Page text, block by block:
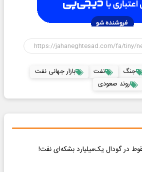
جنگ نفت
بازار جهانی نفت
روند صعودی
در گودال یک‌میلیارد بشکه‌ای نفت!